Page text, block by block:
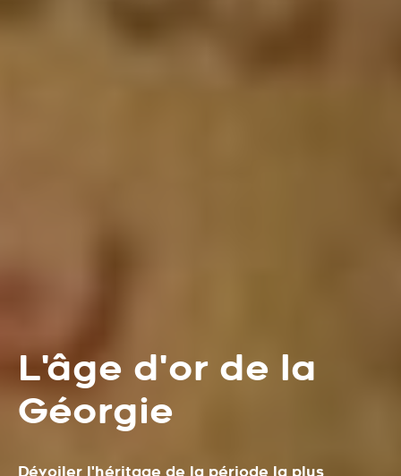
L'âge d'or de la
Géorgie
Dévoiler l'héritage de la période la plus